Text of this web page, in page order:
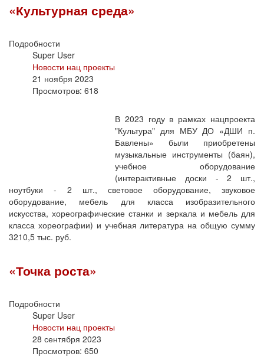
«Культурная среда»
Подробности
Super User
Новости нац проекты
21 ноября 2023
Просмотров: 618
В 2023 году в рамках нацпроекта
"Культура" для МБУ ДО «ДШИ п.
Бавлены» были приобретены
музыкальные инструменты (баян),
учебное оборудование
(интерактивные доски - 2 шт.,
ноутбуки - 2 шт., световое оборудование, звуковое
оборудование, мебель для класса изобразительного
искусства, хореографические станки и зеркала и мебель для
класса хореографии) и учебная литература на общую сумму
3210,5 тыс. руб.
«Точка роста»
Подробности
Super User
Новости нац проекты
28 сентября 2023
Просмотров: 650